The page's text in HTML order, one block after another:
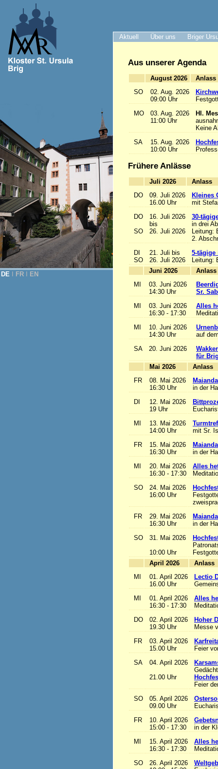
Aktuell Über uns Briger
DE FR EN
Aus unserer Agenda
August 2026
SO
02. Aug. 2026
09:00 Uhr
MO
03. Aug. 2026
11:00 Uhr
Hl.
Keine
SA
15. Aug. 2026
10:00 Uhr
Frühere Anlässe
Juli 2026
DO
09. Juli 2026
16.00 Uhr
Kleines
mit
DO
SO
16. Juli 2026
bis
26. Juli 2026
30-
in drei
Leitung:
2.
DI
SO
21. Juli bis
26. Juli 2026
5-
Leitung:
Juni 2026
MI
03. Juni 2026
14:30 Uhr
Sr.
MI
03. Juni 2026
16:30 - 17:30
Alles
MI
10. Juni 2026
14:30 Uhr
auf
SA
20. Juni 2026
für
Mai 2026
FR
08. Mai 2026
16:30 Uhr
in der
DI
12. Mai 2026
19 Uhr
MI
13. Mai 2026
14:00 Uhr
mit Sr.
FR
15. Mai 2026
16:30 Uhr
in der
MI
20. Mai 2026
16:30 - 17:30
Alles
SO
24. Mai 2026
16:00 Uhr
FR
29. Mai 2026
16:30 Uhr
in der
SO
31. Mai 2026
10:00 Uhr
April 2026
MI
01. April 2026
16.00 Uhr
Lectio
MI
01. April 2026
16:30 - 17:30
Alles
DO
02. April 2026
19.30 Uhr
Hoher
Messe
FR
03. April 2026
15.00 Uhr
Feier
SA
04. April 2026
21.00 Uhr
Feier
SO
05. April 2026
09.00 Uhr
FR
10. April 2026
15:00 - 17:30
in der
MI
15. April 2026
16:30 - 17:30
Alles
SO
26. April 2026